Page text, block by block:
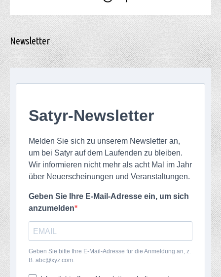
Newsletter
Satyr-Newsletter
Melden Sie sich zu unserem Newsletter an,
um bei Satyr auf dem Laufenden zu bleiben.
Wir informieren nicht mehr als acht Mal im Jahr
über Neuerscheinungen und Veranstaltungen.
Geben Sie Ihre E-Mail-Adresse ein, um sich
anzumelden
Geben Sie bitte Ihre E-Mail-Adresse für die Anmeldung an, z.
B. abc@xyz.com.